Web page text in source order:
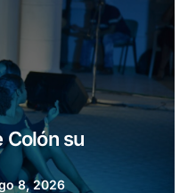
Colón su
8, 2026